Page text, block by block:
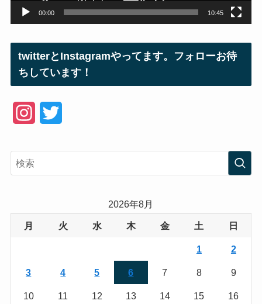
00:00 10:45
twitterとInstagramやってます。フォローお待
ちしています！
e
2026年8月
月 火 水 木 金 土 日
1 2
3 4 5 6 7 8 9
10 11 12 13 14 15 16